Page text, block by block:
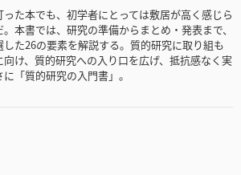
た本でも、初学者にとっては敷居が高く感じら
本書では、研究の準備からまとめ・発表まで、
た26の要素を解説する。質的研究に取り組も
け、質的研究への入り口を広げ、抵抗感なく実
「質的研究の入門書」。